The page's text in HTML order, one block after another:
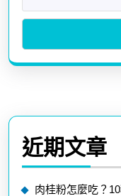
近期文章
肉桂粉怎麼吃？